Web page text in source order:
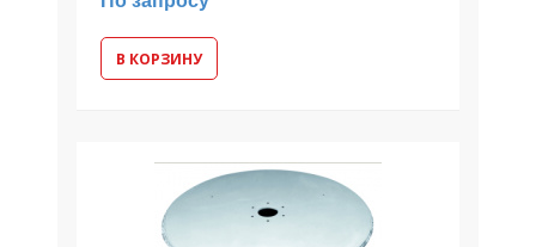
В КОРЗИНУ